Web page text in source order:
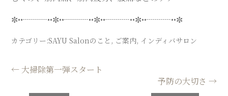
✼••┈┈┈••✼••┈┈┈••✼••┈┈┈••✼••┈┈┈••✼
カテゴリー:SAYU Salonのこと , ご案内, インディバサロン
投
←大掃除第一弾スタート
予防の大切さ →